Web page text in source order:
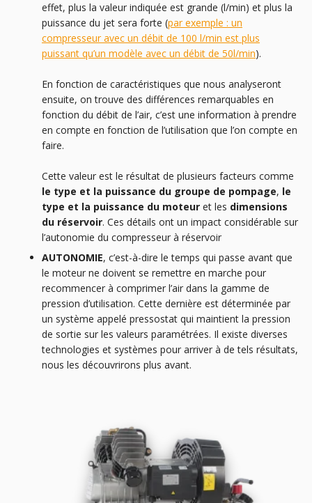
effet, plus la valeur indiquée est grande (l/min) et plus la
puissance du jet sera forte (par exemple : un
compresseur avec un débit de 100 l/min est plus
puissant qu’un modèle avec un débit de 50l/min).
En fonction de caractéristiques que nous analyseront
ensuite, on trouve des différences remarquables en
fonction du débit de l’air, c’est une information à prendre
en compte en fonction de l’utilisation que l’on compte en
faire.
Cette valeur est le résultat de plusieurs facteurs comme
le type et la puissance du groupe de pompage, le
type et la puissance du moteur et les dimensions
du réservoir. Ces détails ont un impact considérable sur
l’autonomie du compresseur à réservoir
AUTONOMIE, c’est-à-dire le temps qui passe avant que
le moteur ne doivent se remettre en marche pour
recommencer à comprimer l’air dans la gamme de
pression d’utilisation. Cette dernière est déterminée par
un système appelé pressostat qui maintient la pression
de sortie sur les valeurs paramétrées. Il existe diverses
technologies et systèmes pour arriver à de tels résultats,
nous les découvrirons plus avant.